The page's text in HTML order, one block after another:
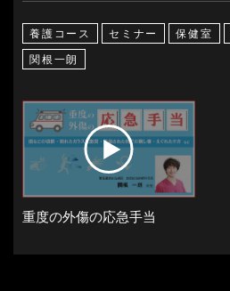
養護コース セミナー 保健室
関根一朗
重度の外傷の応急手当